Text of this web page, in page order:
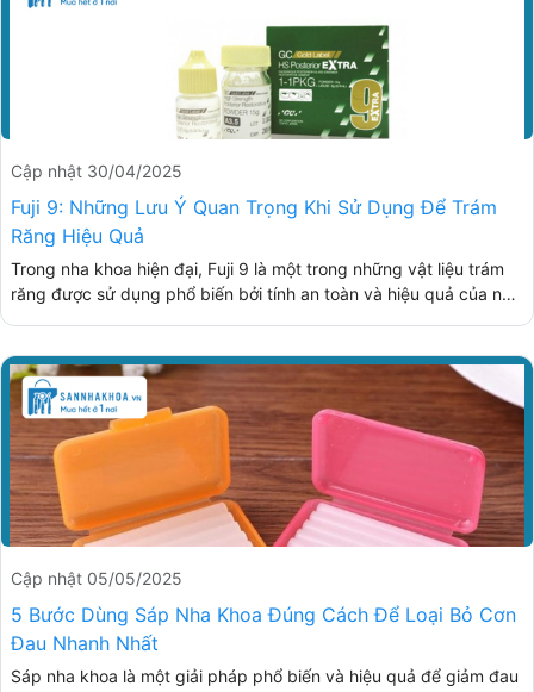
viện đảm bảo chất lượng, pháp lý và tiến độ giao hàng?
Cập nhật 30/04/2025
Fuji 9: Những Lưu Ý Quan Trọng Khi Sử Dụng Để Trám
Răng Hiệu Quả
Trong nha khoa hiện đại, Fuji 9 là một trong những vật liệu trám
răng được sử dụng phổ biến bởi tính an toàn và hiệu quả của nó.
dụng vào thực tế nha khoa.
Cập nhật 05/05/2025
5 Bước Dùng Sáp Nha Khoa Đúng Cách Để Loại Bỏ Cơn
Đau Nhanh Nhất
Sáp nha khoa là một giải pháp phổ biến và hiệu quả để giảm đau